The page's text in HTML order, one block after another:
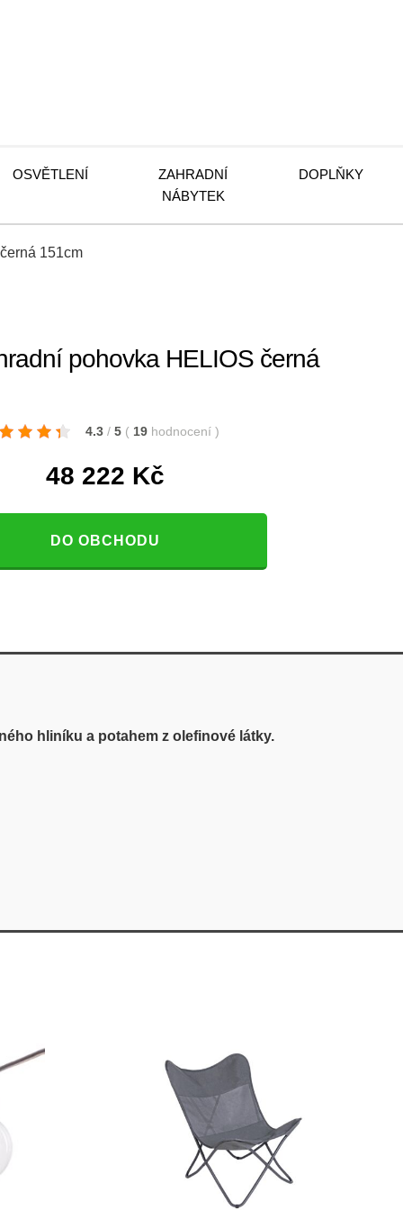
OSVĚTLENÍ
ZAHRADNÍ
NÁBYTEK
DOPLŇKY
151cm
pohovka HELIOS černá
4.3 / 5 ( 19 hodnocení )
48 222 Kč
DO OBCHODU
hliníku a potahem z olefinové látky.